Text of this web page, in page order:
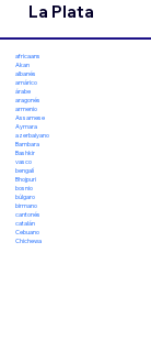
La Plata
africaans
Akan
albanés
amárico
árabe
aragonés
armenio
Assamese
Aymara
azerbaiyano
Bambara
Bashkir
vasco
bengalí
Bhojpuri
bosnio
búlgaro
birmano
cantonés
catalán
Cebuano
Chichewa